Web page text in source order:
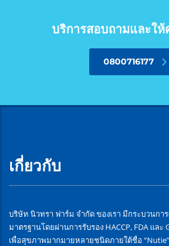
บริการสอบถามและให้
0800716177
เกี่ยวกับ
บริษัท นิวทรา ฟาร์ม จำกัด ของเรา มีกระบวนก
มาตรฐานโดยผ่านการรับรอง HACCP, FDA และ
เพื่อสุขภาพมากมายหลายชนิดภายใต้ชื่อ “Nutie”